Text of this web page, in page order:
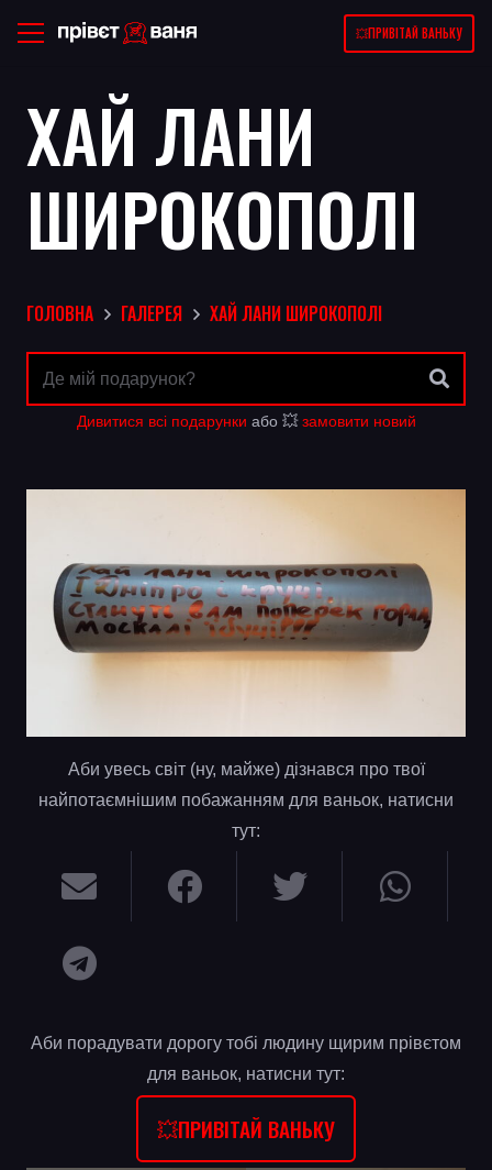
💥ПРИВІТАЙ ВАНЬКУ
ХАЙ ЛАНИ
ШИРОКОПОЛІ
ГОЛОВНА ГАЛЕРЕЯ ХАЙ ЛАНИ ШИРОКОПОЛІ
Дивитися всі подарунки або 💥замовити новий
Аби увесь світ (ну, майже) дізнався про твої
найпотаємнішим побажанням для ваньок, натисни
тут:
Аби порадувати дорогу тобі людину щирим прівєтом
для ваньок, натисни тут:
💥ПРИВІТАЙ ВАНЬКУ